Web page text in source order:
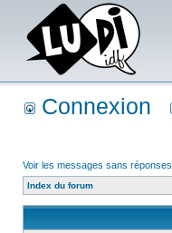
Connexion
Voir les messages sans réponses
Index du forum